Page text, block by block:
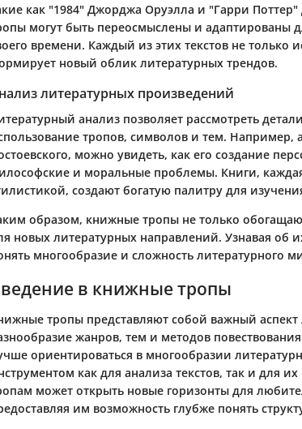
как "1984" Джорджа Оруэлла и "Гарри
могут быть переосмыслены и адаптированы
времени. Каждый из этих текстов не только
новый облик литературных трендов.
литературных произведений
анализ позволяет рассмотреть
тропов, символов и тем. Например,
можно увидеть, как его создание
и моральные проблемы. Книги,
создают богатую палитру для
образом, книжные тропы не только
новых литературных направлений. Узнавая
многообразие и сложность литературного
в книжные тропы
тропы представляют собой важный
жанров, тем и методов
ориентироваться в многообразии
как для анализа текстов, так и для
может открыть новые горизонты для
им возможность глубже понять